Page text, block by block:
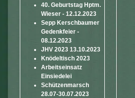
40. Geburtstag Hptm.
Wieser - 12.12.2023
Sepp Kerschbaumer
Gedenkfeier -
08.12.2023
JHV 2023 13.10.2023
Knödeltisch 2023
Arbeitseinsatz
Einsiedelei
Schützenmarsch
28.07-30.07.2023